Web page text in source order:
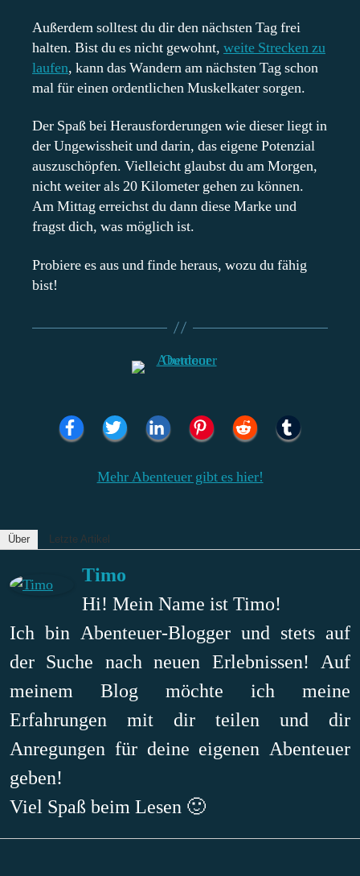
Außerdem solltest du dir den nächsten Tag frei
halten. Bist du es nicht gewohnt, weite Strecken zu
laufen, kann das Wandern am nächsten Tag schon
mal für einen ordentlichen Muskelkater sorgen.
Der Spaß bei Herausforderungen wie dieser liegt in
der Ungewissheit und darin, das eigene Potenzial
auszuschöpfen. Vielleicht glaubst du am Morgen,
nicht weiter als 20 Kilometer gehen zu können.
Am Mittag erreichst du dann diese Marke und
fragst dich, was möglich ist.
Probiere es aus und finde heraus, wozu du fähig
bist!
Mehr Abenteuer gibt es hier!
Über Letzte Artikel
Timo
Hi! Mein Name ist Timo!
Ich bin Abenteuer-Blogger und stets auf
der Suche nach neuen Erlebnissen! Auf
meinem Blog möchte ich meine
Erfahrungen mit dir teilen und dir
Anregungen für deine eigenen Abenteuer
geben!
Viel Spaß beim Lesen 🙂